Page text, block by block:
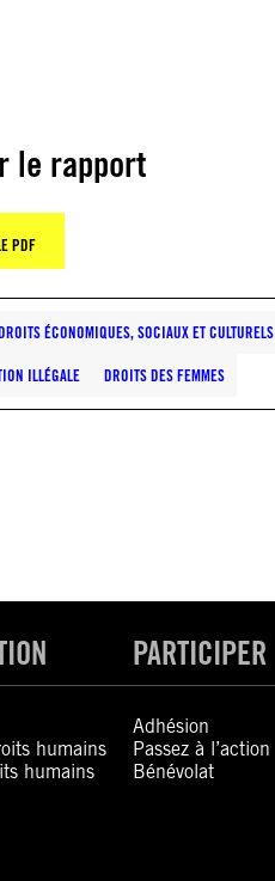
le rapport
PDF
ÉCONOMIQUES, SOCIAUX ET CULTURELS
ILLÉGALE DROITS DES FEMMES
humains
humains
PARTICIPER
Adhésion
Passez à l’action
Bénévolat